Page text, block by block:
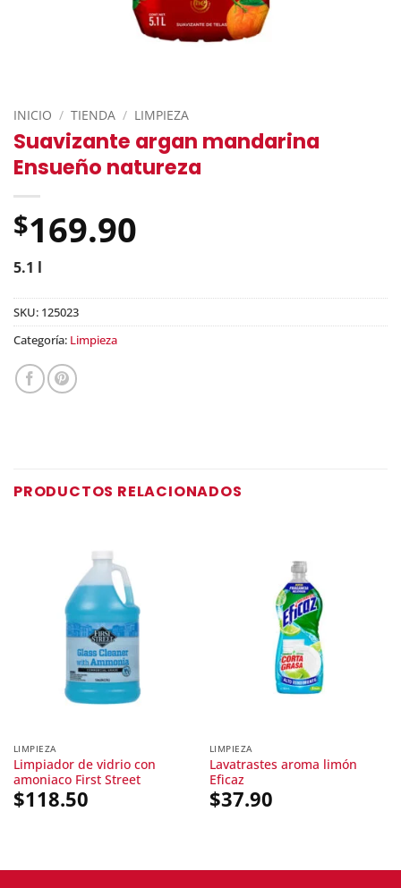
INICIO / TIENDA / LIMPIEZA
Suavizante argan mandarina
Ensueño natureza
$169.90
5.1 l
SKU: 125023
Categoría: Limpieza
PRODUCTOS RELACIONADOS
LIMPIEZA
Limpiador de vidrio con
amoniaco First Street
$118.50
LIMPIEZA
Lavatrastes aroma limón
Eficaz
$37.90